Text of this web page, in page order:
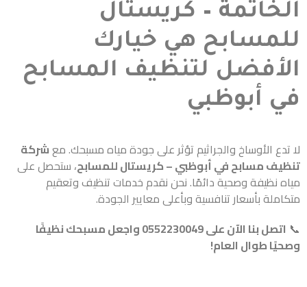
الخاتمة – كريستال
للمسابح هي خيارك
الأفضل لتنظيف المسابح
في أبوظبي
لا تدع الأوساخ والجراثيم تؤثر على جودة مياه مسبحك. معشركة
تنظيف مسابح في أبوظبي – كريستال للمسابح، ستحصل على
مياه نظيفة وصحية دائمًا. نحن نقدم خدمات تنظيف وتعقيم
متكاملة بأسعار تنافسية وبأعلى معايير الجودة.
📞
اتصل بنا الآن على 0552230049 واجعل مسبحك نظيفًا
وصحيًا طوال العام!